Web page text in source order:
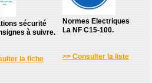
sécurité
à suivre.
la fiche
Normes Electriques
La NF C15-100.
>> Consulter la liste